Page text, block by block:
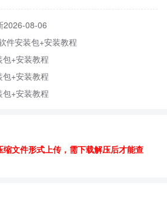
2026-08-06
件安装包+安装教程
+安装教程
+安装教程
+安装教程
文件形式上传，需下载解压后才能查